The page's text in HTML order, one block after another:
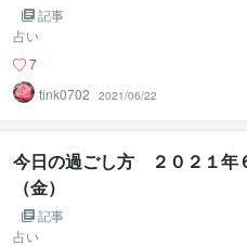
記事
占い
7
tink0702
2021/06/22
今日の過ごし方 ２０２１年
（金）
記事
占い